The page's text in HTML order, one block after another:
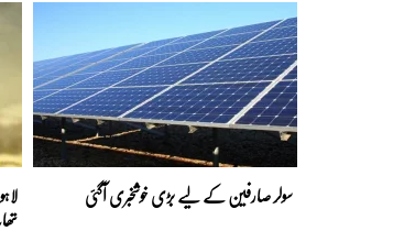
سولر صارفین کے لیے بڑی خوشخبری آگئی